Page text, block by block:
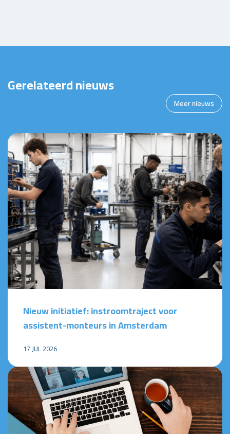
Gerelateerd nieuws
Meer nieuws
Nieuw initiatief: instroomtraject voor
assistent-monteurs in Amsterdam
17 JUL 2026